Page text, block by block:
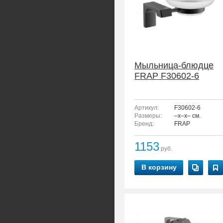
Мыльница-блюдце
FRAP F30602-6
Артикул:
F30602-6
Размеры:
–x–x– см.
Бренд:
FRAP
1153 руб.
В корзину